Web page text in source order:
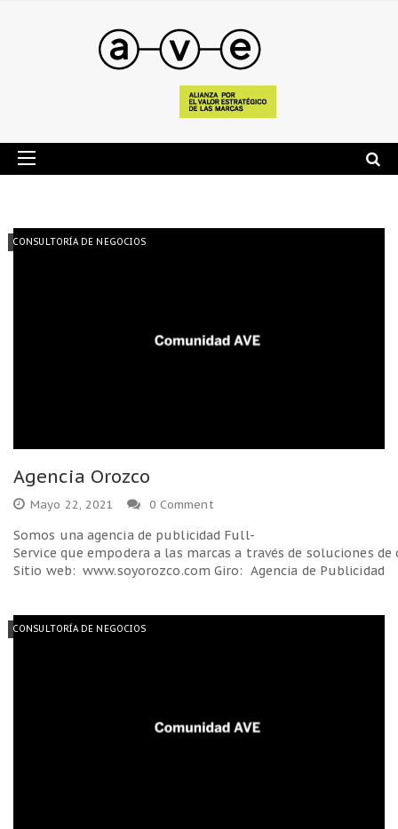
CONSULTORÍA DE NEGOCIOS
Agencia Orozco
Mayo 22, 2021 0 Comment
Somos una agencia de publicidad Full-
Service que empodera a las marcas a través de soluciones
Sitio web: www.soyorozco.com Giro: Agencia de Publicidad
CONSULTORÍA DE NEGOCIOS